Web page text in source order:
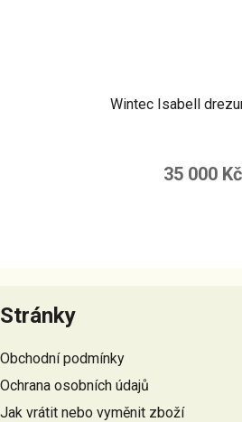
Wintec Isabell
35 000 Kč
á
p
a
t
í
Stránky
Obchodní podmínky
Ochrana osobních údajů
Jak vrátit nebo vyměnit zboží